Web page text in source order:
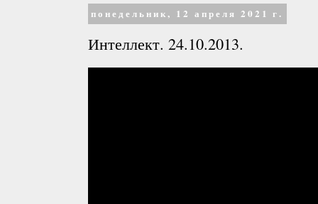
понедельник, 12 апреля 2021 г.
Интеллект. 24.10.2013.